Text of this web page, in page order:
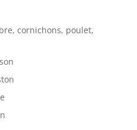
cornichons, poulet,